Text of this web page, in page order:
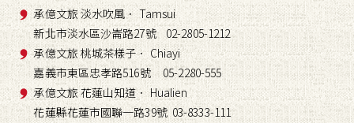
承億文旅 淡水吹風． Tamsui
新北市淡水區沙崙路27號 02-2805-1212
承億文旅 桃城茶樣子． Chiayi
嘉義市東區忠孝路516號 05-2280-555
承億文旅 花蓮山知道． Hualien
花蓮縣花蓮市國聯一路39號 03-8333-111